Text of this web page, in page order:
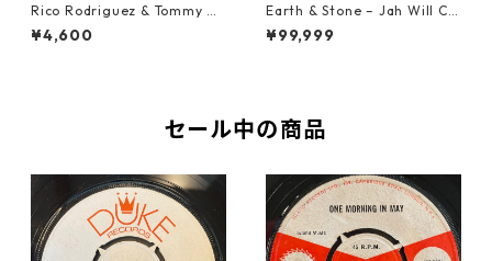
Rico Rodriguez & Tommy Mc
Cook - Going West【7-2198
3】
¥4,600
Earth & Stone – Jah Will Cu
t You Down【7-21914】
¥99,999
セール中の商品